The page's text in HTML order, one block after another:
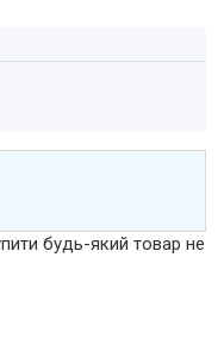
будь-який товар не